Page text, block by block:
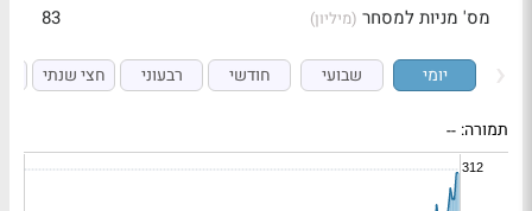
מס' מניות למסחר (מיליון) 83
יומי שבועי חודשי רבעוני חצי שנתי
תמורה: --